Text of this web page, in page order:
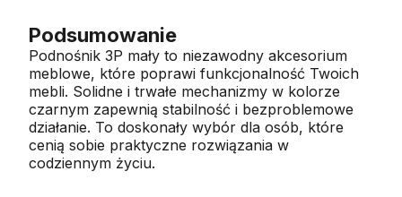
Podsumowanie
Podnośnik 3P mały to niezawodny akcesorium
meblowe, które poprawi funkcjonalność Twoich
mebli. Solidne i trwałe mechanizmy w kolorze
czarnym zapewnią stabilność i bezproblemowe
działanie. To doskonały wybór dla osób, które
cenią sobie praktyczne rozwiązania w
codziennym życiu.